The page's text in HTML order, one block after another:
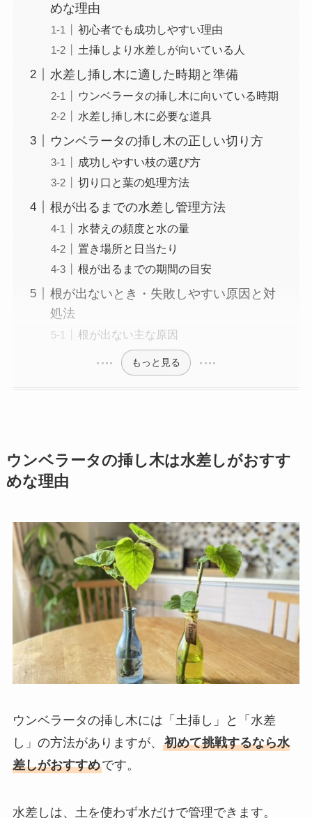
めな理由
初心者でも成功しやすい理由
土挿しより水差しが向いている人
水差し挿し木に適した時期と準備
ウンベラータの挿し木に向いている時期
水差し挿し木に必要な道具
ウンベラータの挿し木の正しい切り方
成功しやすい枝の選び方
切り口と葉の処理方法
根が出るまでの水差し管理方法
水替えの頻度と水の量
置き場所と日当たり
根が出るまでの期間の目安
根が出ないとき・失敗しやすい原因と対
処法
根が出ない主な原因
もっと見る
ウンベラータの挿し木は水差しがおすす
めな理由
ウンベラータの挿し木には「土挿し」と「水差
し」の方法がありますが、 初めて挑戦するなら水
差しがおすすめです。
水差しは、土を使わず水だけで管理できます。